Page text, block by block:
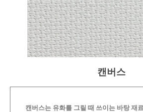
캔버스
캔버스는 유화를 그릴 때 쓰이는 바탕 재